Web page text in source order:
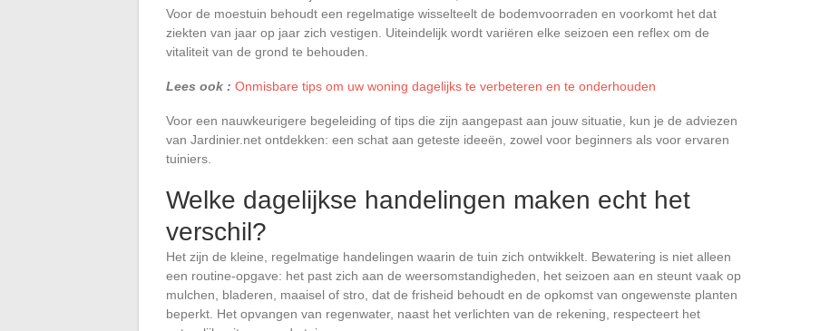
Voor de moestuin behoudt een regelmatige wisselteelt de bodemvoorraden en voorkomt het dat
ziekten van jaar op jaar zich vestigen. Uiteindelijk wordt variëren elke seizoen een reflex om de
vitaliteit van de grond te behouden.
Lees ook : Onmisbare tips om uw woning dagelijks te verbeteren en te onderhouden
Voor een nauwkeurigere begeleiding of tips die zijn aangepast aan jouw situatie, kun je de adviezen
van Jardinier.net ontdekken: een schat aan geteste ideeën, zowel voor beginners als voor ervaren
tuiniers.
Welke dagelijkse handelingen maken echt het
verschil?
Het zijn de kleine, regelmatige handelingen waarin de tuin zich ontwikkelt. Bewatering is niet alleen
een routine-opgave: het past zich aan de weersomstandigheden, het seizoen aan en steunt vaak op
mulchen, bladeren, maaisel of stro, dat de frisheid behoudt en de opkomst van ongewenste planten
beperkt. Het opvangen van regenwater, naast het verlichten van de rekening, respecteert het